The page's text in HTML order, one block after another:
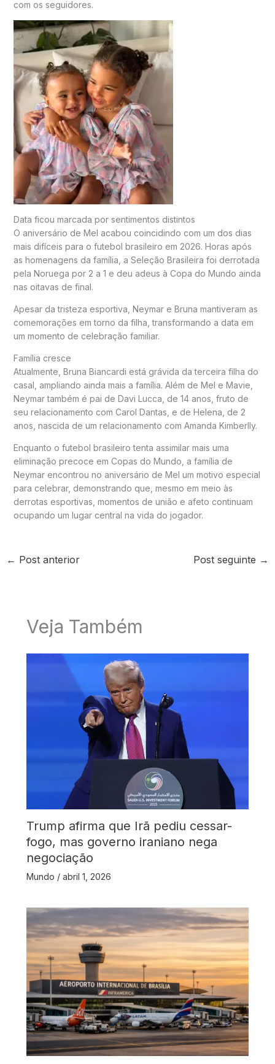
com os seguidores.
Data ficou marcada por sentimentos distintos
O aniversário de Mel acabou coincidindo com um dos dias
mais difíceis para o futebol brasileiro em 2026. Horas após
as homenagens da família, a Seleção Brasileira foi derrotada
pela Noruega por 2 a 1 e deu adeus à Copa do Mundo ainda
nas oitavas de final.
Apesar da tristeza esportiva, Neymar e Bruna mantiveram as
comemorações em torno da filha, transformando a data em
um momento de celebração familiar.
Família cresce
Atualmente, Bruna Biancardi está grávida da terceira filha do
casal, ampliando ainda mais a família. Além de Mel e Mavie,
Neymar também é pai de Davi Lucca, de 14 anos, fruto de
seu relacionamento com Carol Dantas, e de Helena, de 2
anos, nascida de um relacionamento com Amanda Kimberlly.
Enquanto o futebol brasileiro tenta assimilar mais uma
eliminação precoce em Copas do Mundo, a família de
Neymar encontrou no aniversário de Mel um motivo especial
para celebrar, demonstrando que, mesmo em meio às
derrotas esportivas, momentos de união e afeto continuam
ocupando um lugar central na vida do jogador.
← Post anterior Post seguinte →
Veja Também
Trump afirma que Irã pediu cessar-
fogo, mas governo iraniano nega
negociação
Mundo / abril 1, 2026